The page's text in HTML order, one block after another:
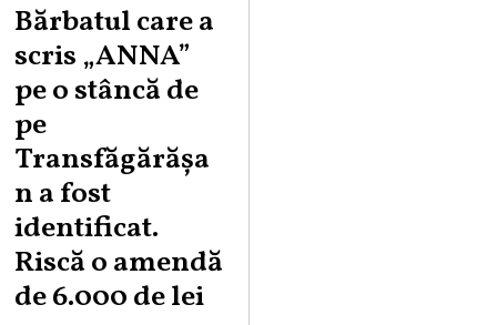
Bărbatul care a
scris „ANNA”
pe o stâncă de
pe
Transfăgărășa
n a fost
identificat.
Riscă o amendă
de 6.000 de lei